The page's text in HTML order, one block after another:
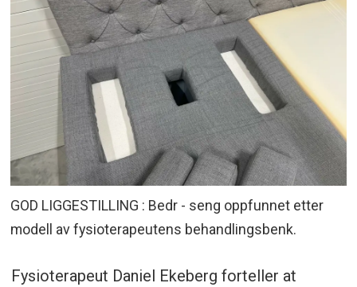
GOD LIGGESTILLING : Bedr - seng oppfunnet etter
modell av fysioterapeutens behandlingsbenk.
Fysioterapeut Daniel Ekeberg forteller at